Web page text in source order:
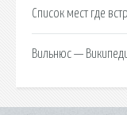
Список мест где
Вильнюс —